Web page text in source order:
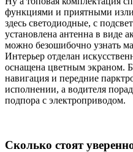
функциями и приятными
здесь светодиодные, с
установлена антенна в виде
можно безошибочно узнать
Интерьер отделан
оснащена цветным экраном.
навигация и передние
исполнении, а водителя
подпора с электроприводом.
Сколько стоят